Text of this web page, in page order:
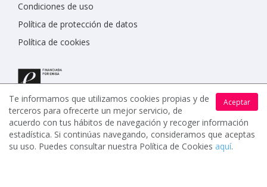
Condiciones de uso
Política de protección de datos
Política de cookies
Aceptar
Te informamos que utilizamos cookies propias y de
terceros para ofrecerte un mejor servicio, de
acuerdo con tus hábitos de navegación y recoger información
estadística. Si continúas navegando, consideramos que aceptas
su uso. Puedes consultar nuestra Política de Cookies aquí.